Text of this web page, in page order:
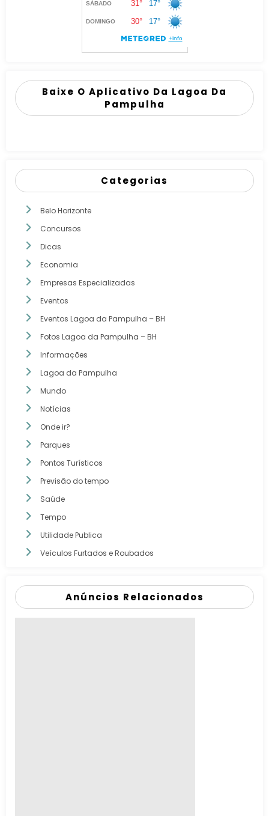
Baixe O Aplicativo Da Lagoa Da
Pampulha
Categorias
Belo Horizonte
Concursos
Dicas
Economia
Empresas Especializadas
Eventos
Eventos Lagoa da Pampulha – BH
Fotos Lagoa da Pampulha – BH
Informações
Lagoa da Pampulha
Mundo
Notícias
Onde ir?
Parques
Pontos Turísticos
Previsão do tempo
Saúde
Tempo
Utilidade Publica
Veículos Furtados e Roubados
Anúncios Relacionados